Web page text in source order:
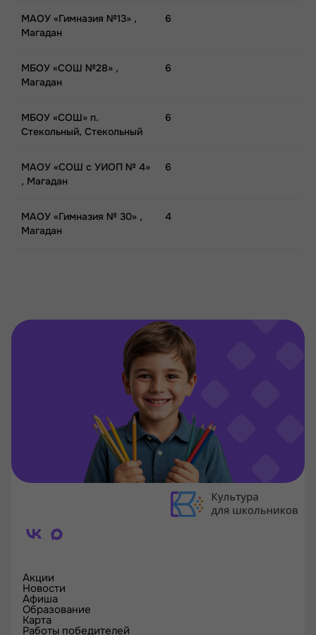
МАОУ «Гимназия №13» ,
Магадан
6
МБОУ «СОШ №28» ,
Магадан
6
МБОУ «СОШ» п.
Стекольный, Стекольный
6
МАОУ «СОШ с УИОП № 4»
, Магадан
6
МАОУ «Гимназия № 30» ,
Магадан
4
Акции
Новости
Афиша
Образование
Карта
Работы победителей